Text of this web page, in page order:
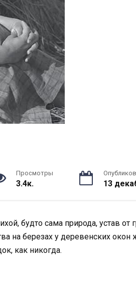
Просмотры
3.4к. 13
будто сама природа, устав от
на березах у деревенских окон
как никогда.